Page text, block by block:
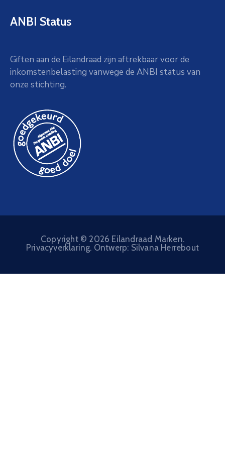
ANBI Status
Giften aan de Eilandraad zijn aftrekbaar voor de
inkomstenbelasting vanwege de ANBI status van
onze stichting.
Copyright © 2026 Eilandraad Marken.
Privacyverklaring. Ontwerp: Silvana Herrebout